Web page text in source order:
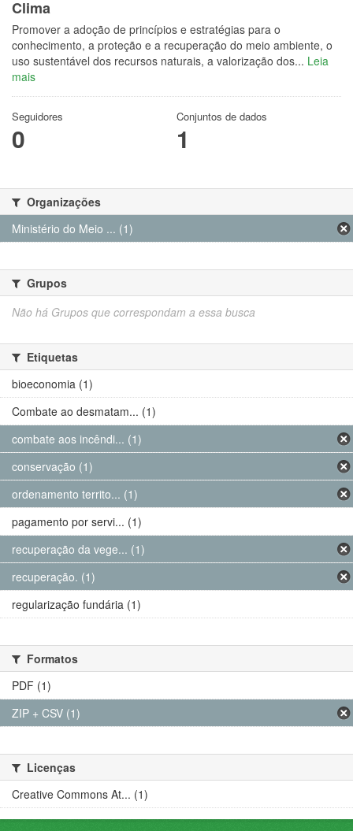
Clima
Promover a adoção de princípios e estratégias para o
conhecimento, a proteção e a recuperação do meio ambiente, o
uso sustentável dos recursos naturais, a valorização dos... Leia
mais
Seguidores
0
Conjuntos de dados
1
Organizações
Ministério do Meio ... (1)
Grupos
Não há Grupos que correspondam a essa busca
Etiquetas
bioeconomia (1)
Combate ao desmatam... (1)
combate aos incêndi... (1)
conservação (1)
ordenamento territo... (1)
pagamento por servi... (1)
recuperação da vege... (1)
recuperação. (1)
regularização fundária (1)
Formatos
PDF (1)
ZIP + CSV (1)
Licenças
Creative Commons At... (1)